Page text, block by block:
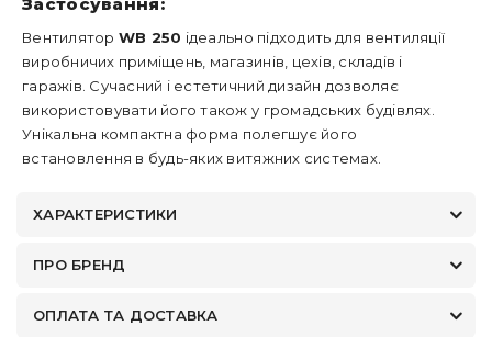
Вентилятор WB 250 ідеально підходить для вентиляції
виробничих приміщень, магазинів, цехів, складів і
гаражів. Сучасний і естетичний дизайн дозволяє
використовувати його також у громадських будівлях.
Унікальна компактна форма полегшує його
встановлення в будь-яких витяжних системах.
ХАРАКТЕРИСТИКИ
ПРО БРЕНД
ОПЛАТА ТА ДОСТАВКА